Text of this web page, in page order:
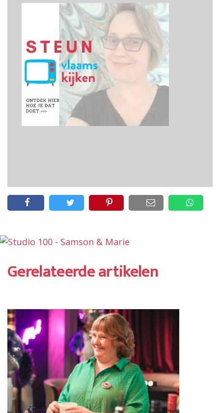
Gerelateerde artikelen